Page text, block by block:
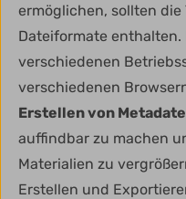
ermöglichen, sollten die
Dateiformate enthalten.
verschiedenen
verschiedenen
Erstellen von
auffindbar zu machen
Materialien zu
Erstellen und